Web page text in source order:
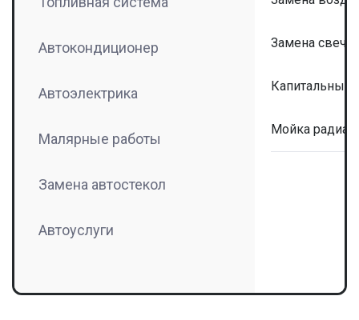
Автокондиционер
Автоэлектрика
Малярные работы
Замена автостекол
Автоуслуги
Замена
Капитальный
Мойка